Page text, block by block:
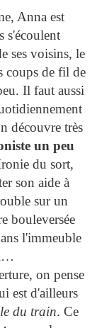
Anna est
s'écoulent
ses voisins, le
coups de fil de
Il faut aussi
découvre très
un peu
du sort,
son aide à
sur un
bouleversée
l'immeuble
on pense
est d'ailleurs
du train. Ce